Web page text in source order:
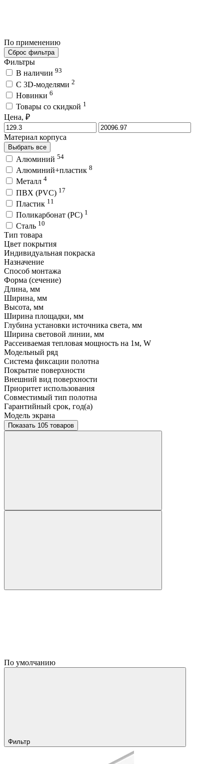
По применению
Сброс фильтра
Фильтры
В наличии 93
C 3D-моделями 2
Новинки 6
Товары со скидкой 1
Цена, ₽
Материал корпуса
Выбрать все
Алюминий 54
Алюминий+пластик 8
Металл 4
ПВХ (PVC) 17
Пластик 11
Поликарбонат (PC) 1
Сталь 10
Тип товара
Цвет покрытия
Индивидуальная покраска
Назначение
Способ монтажа
Форма (сечение)
Длина, мм
Ширина, мм
Высота, мм
Ширина площадки, мм
Глубина установки источника света, мм
Ширина световой линии, мм
Рассеиваемая тепловая мощность на 1м, W
Модельный ряд
Система фиксации полотна
Покрытие поверхности
Внешний вид поверхности
Приоритет использования
Совместимый тип полотна
Гарантийный срок, год(а)
Модель экрана
Показать 105 товаров
По умолчанию
Фильтр